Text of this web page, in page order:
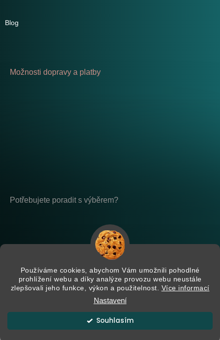
Používáme cookies, abychom Vám umožnili pohodlné
prohlížení webu a díky analýze provozu webu neustále
zlepšovali jeho funkce, výkon a použitelnost. Více informací
Nastavení
Souhlasím
Blog
Možnosti dopravy a platby
Potřebujete poradit s výběrem?
placeholder-nemazat
Vytvořil Shoptet
Zamate. Všechna práva vyhrazena.